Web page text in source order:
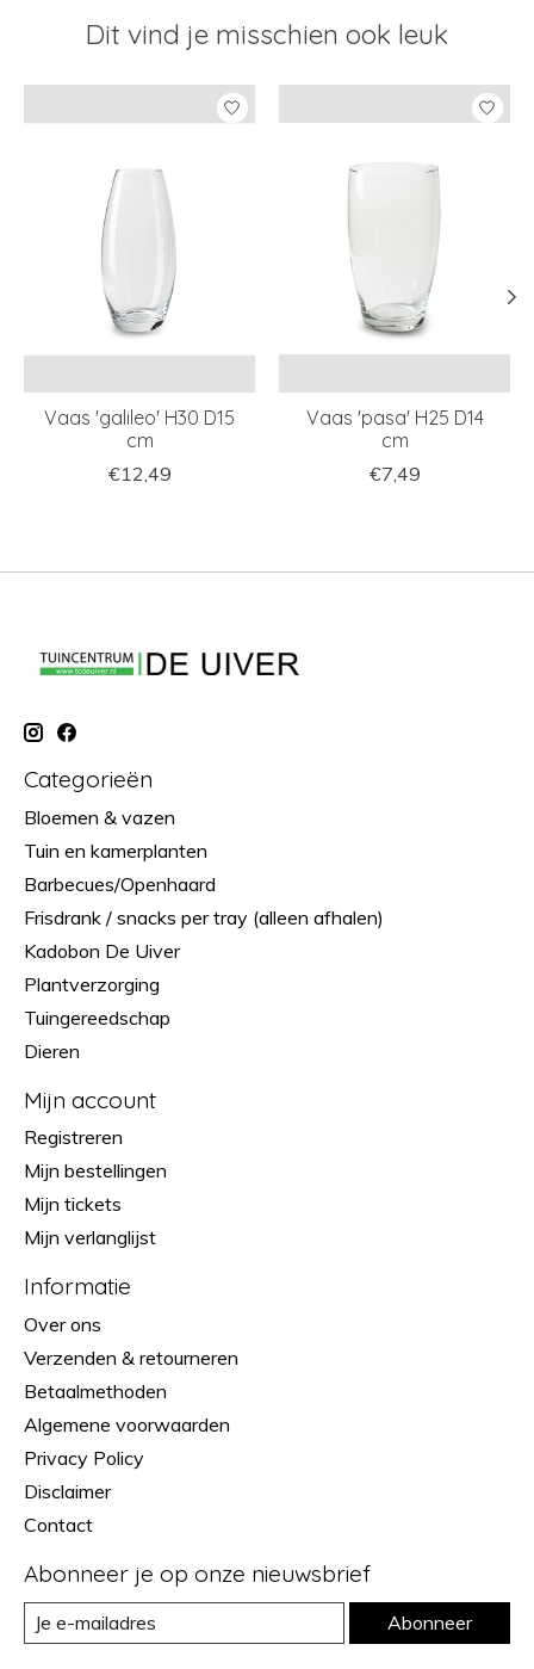
Dit vind je misschien ook leuk
Items van productcarrousel
Vaas 'galileo' H30 D15
cm
€12,49
Vaas 'pasa' H25 D14
cm
€7,49
Categorieën
Bloemen & vazen
Tuin en kamerplanten
Barbecues/Openhaard
Frisdrank / snacks per tray (alleen afhalen)
Kadobon De Uiver
Plantverzorging
Tuingereedschap
Dieren
Mijn account
Registreren
Mijn bestellingen
Mijn tickets
Mijn verlanglijst
Informatie
Over ons
Verzenden & retourneren
Betaalmethoden
Algemene voorwaarden
Privacy Policy
Disclaimer
Contact
Abonneer je op onze nieuwsbrief
Abonneer